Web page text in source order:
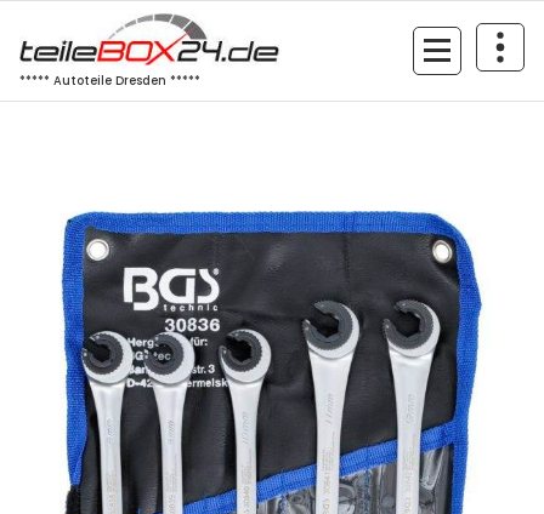
Inhalt
springen
***** Autoteile Dresden *****